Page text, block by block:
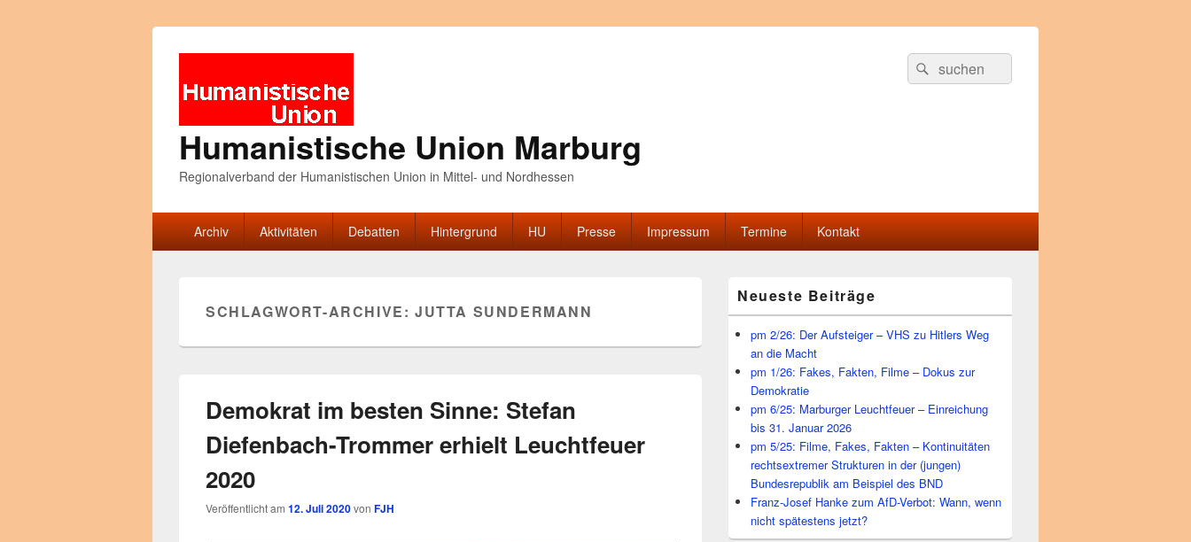
Humanistische Union Marburg
Regionalverband der Humanistischen Union in Mittel- und Nordhessen
Suche
nach:
Suchen
Primäres
Menü Archiv Aktivitäten Debatten Hintergrund HU Presse Impressum Termine Kontakt
SCHLAGWORT-ARCHIVE:JUTTA SUNDERMANN
Demokrat im besten Sinne: Stefan
Diefenbach-Trommer erhielt Leuchtfeuer
2020
Veröffentlicht am 12. Juli 2020von FJH
Seitenleisten
Widget-
Bereich
Neueste Beiträge
pm 2/26: Der Aufsteiger – VHS zu Hitlers Weg
an die Macht
pm 1/26: Fakes, Fakten, Filme – Dokus zur
Demokratie
pm 6/25: Marburger Leuchtfeuer – Einreichung
bis 31. Januar 2026
pm 5/25: Filme, Fakes, Fakten – Kontinuitäten
rechtsextremer Strukturen in der (jungen)
Bundesrepublik am Beispiel des BND
Franz-Josef Hanke zum AfD-Verbot: Wann, wenn
nicht spätestens jetzt?